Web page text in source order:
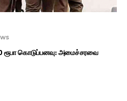
ரூபா கொடுப்பனவு: அமைச்சரவை